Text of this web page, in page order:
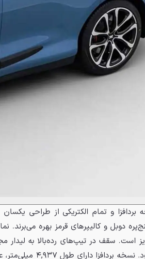
و تمام الکتریکی از طراحی